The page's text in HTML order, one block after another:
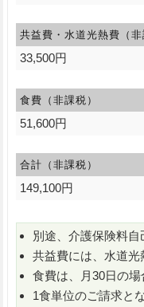
共益費・水道光熱費（非
33,500円
食費（非課税）
51,600円
合計（非課税）
149,100円
別途、介護保険料自
共益費には、水道光
食費は、月30日の場
1食単位のご請求と